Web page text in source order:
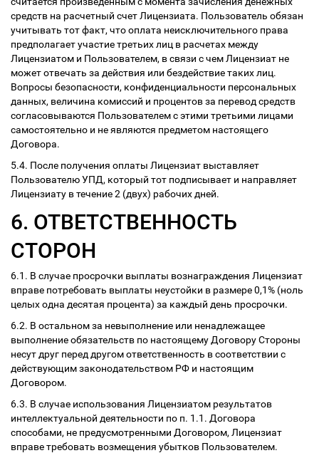
средств на расчетный счет Лицензиата. Пользователь обязан
учитывать тот факт, что оплата неисключительного права
предполагает участие третьих лиц в расчетах между
Лицензиатом и Пользователем, в связи с чем Лицензиат не
может отвечать за действия или бездействие таких лиц.
Вопросы безопасности, конфиденциальности персональных
данных, величина комиссий и процентов за перевод средств
согласовываются Пользователем с этими третьими лицами
самостоятельно и не являются предметом настоящего
Договора.
5.4. После получения оплаты Лицензиат выставляет
Пользователю УПД, который тот подписывает и направляет
Лицензиату в течение 2 (двух) рабочих дней.
6. ОТВЕТСТВЕННОСТЬ
СТОРОН
6.1. В случае просрочки выплаты вознаграждения Лицензиат
вправе потребовать выплаты неустойки в размере 0,1% (ноль
целых одна десятая процента) за каждый день просрочки.
6.2. В остальном за невыполнение или ненадлежащее
выполнение обязательств по настоящему Договору Стороны
несут друг перед другом ответственность в соответствии с
действующим законодательством РФ и настоящим
Договором.
6.3. В случае использования Лицензиатом результатов
интеллектуальной деятельности по п. 1.1. Договора
способами, не предусмотренными Договором, Лицензиат
вправе требовать возмещения убытков Пользователем.